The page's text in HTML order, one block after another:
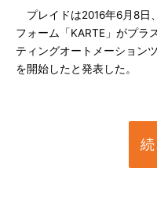
プレイドは2016年6月8日
フォーム「KARTE」がプラ
ティングオートメーション
を開始したと発表した。